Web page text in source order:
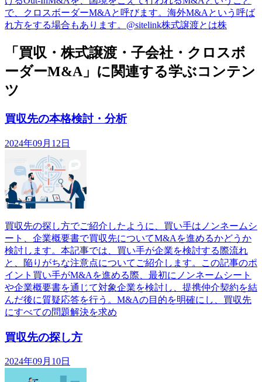
で、クロスボーダーM&Aと呼びます。海外M&Aという呼ば
れ方をする場合もあります。@sitelink株式譲渡とは株
「買収・株式譲渡・子会社・クロスボ
ーダーM&A」に関連する学ぶコンテン
ツ
買収先の本格検討・分析
2024年09月12日
買収先の探し方でご紹介したように、買い手はノンネームシ
ート、企業概要書で買収先についてM&Aを進めるかどうか
検討します。本記事では、買い手が企業を検討する際流れ
と、陥りがちな注意点についてご紹介します。この記事のポ
イント買い手がM&Aを進める際、最初にノンネームシート
や企業概要書を通じて対象企業を検討し、提携仲介契約を結
んだ後に質疑応答を行う。M&Aの目的を明確にし、買収先
にすべての問題解決を求め
買収先の探し方
2024年09月10日